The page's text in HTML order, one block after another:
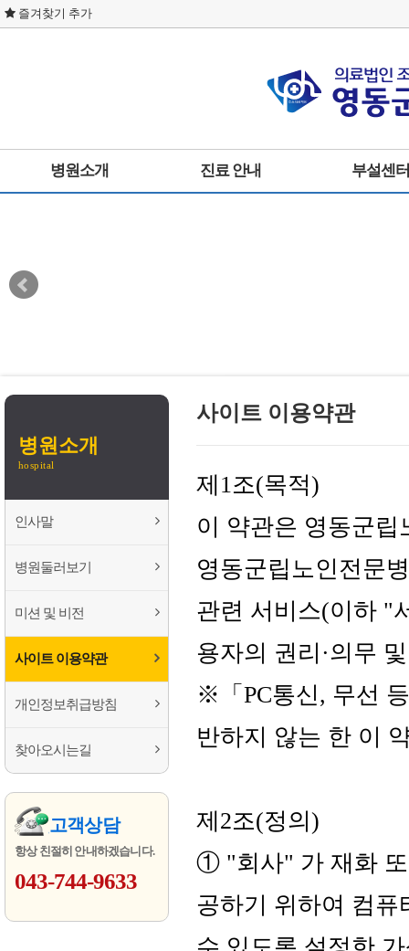
즐겨찾기 추가
병원소개
미션 및 비전
사이트이용약관
진료 안내 부설센
병원소개
hospital
인사말
병원둘러보기
미션 및 비전
사이트 이용약관
개인정보취급방침
찾아오시는길
고객상담
항상 친절히 안내하겠습니다.
043-744-9633
사이트 이용약관
제1조(목적)
이 약관은 영동군
영동군립노인전문
관련 서비스(이하 "
용자의 권리·의무
※「PC통신, 무선
반하지 않는 한 이
제2조(정의)
① "회사" 가 재화
공하기 위하여 컴